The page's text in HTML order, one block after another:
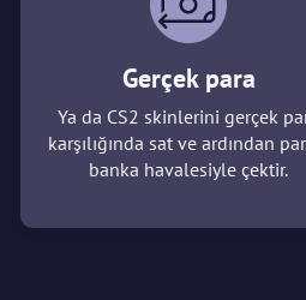
Gerçek para
Ya da CS2 skinlerini gerçek
karşılığında sat ve ardından
banka havalesiyle çektir.